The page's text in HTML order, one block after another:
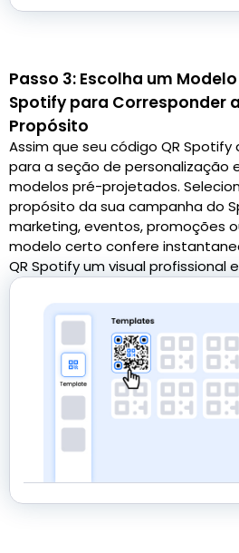
Passo 3: Escolha um
Spotify para Corresponder
Propósito
Assim que seu código QR
para a seção de personalização
modelos pré-projetados.
propósito da sua campanha do
marketing, eventos, promoções
modelo certo confere
QR Spotify um visual profissional